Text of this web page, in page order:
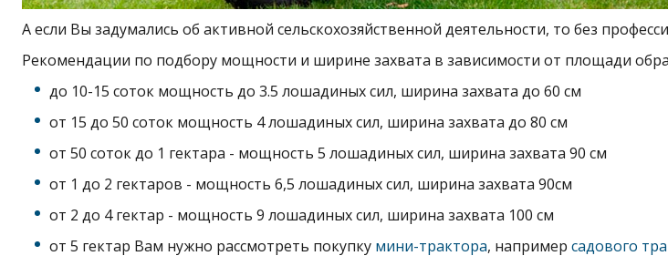
А если Вы задумались об активной сельскохозяйственной деятельности, то без
Рекомендации по подбору мощности и ширине захвата в зависимости от площади
до 10-15 соток мощность до 3.5 лошадиных сил, ширина захвата до 60 см
от 15 до 50 соток мощность 4 лошадиных сил, ширина захвата до 80 см
от 50 соток до 1 гектара - мощность 5 лошадиных сил, ширина захвата 90 см
от 1 до 2 гектаров - мощность 6,5 лошадиных сил, ширина захвата 90см
от 2 до 4 гектар - мощность 9 лошадиных сил, ширина захвата 100 см
от 5 гектар Вам нужно рассмотреть покупку мини-трактора, например садового